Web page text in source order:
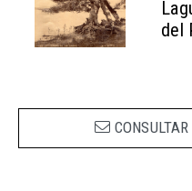
del
CONSULTAR